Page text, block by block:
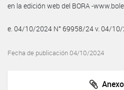
en la edición web del BORA -
e. 04/10/2024 N° 69958/24 v. 04/
Fecha de publicación 04/10/2024
Anexo